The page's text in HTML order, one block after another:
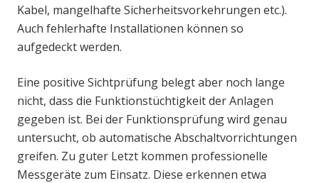
Kabel, mangelhafte Sicherheitsvorkehrungen etc.).
Auch fehlerhafte Installationen können so
aufgedeckt werden.
Eine positive Sichtprüfung belegt aber noch lange
nicht, dass die Funktionstüchtigkeit der Anlagen
gegeben ist. Bei der Funktionsprüfung wird genau
untersucht, ob automatische Abschaltvorrichtungen
greifen. Zu guter Letzt kommen professionelle
Messgeräte zum Einsatz. Diese erkennen etwa